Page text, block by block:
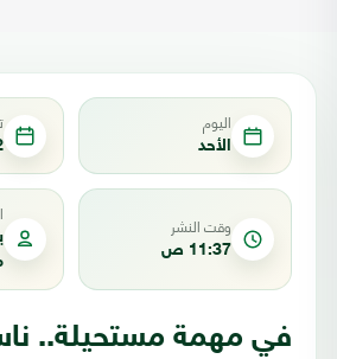
اليوم
الأحد
وقت النشر
11:37 ص
في مهمة مستحيلة..